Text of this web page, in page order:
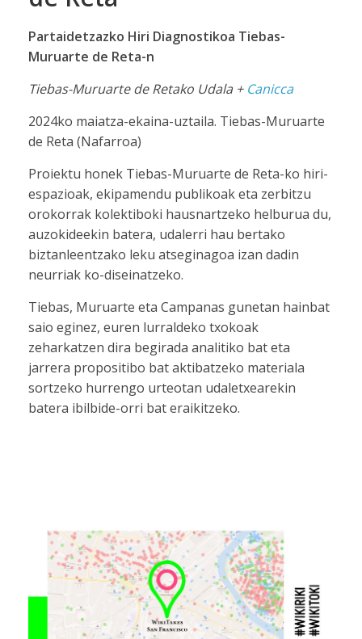
Partaidetzazko Hiri Diagnostikoa Tiebas-
Muruarte de Reta-n
Tiebas-Muruarte de Retako Udala + Canicca
2024ko maiatza-ekaina-uztaila. Tiebas-Muruarte
de Reta (Nafarroa)
Proiektu honek Tiebas-Muruarte de Reta-ko hiri-
espazioak, ekipamendu publikoak eta zerbitzu
orokorrak kolektiboki hausnartzeko helburua du,
auzokideekin batera, udalerri hau bertako
biztanleentzako leku atseginagoa izan dadin
neurriak ko-diseinatzeko.
Tiebas, Muruarte eta Campanas gunetan hainbat
saio eginez, euren lurraldeko txokoak
zeharkatzen dira begirada analitiko bat eta
jarrera propositibo bat aktibatzeko materiala
sortzeko hurrengo urteotan udaletxearekin
batera ibilbide-orri bat eraikitzeko.